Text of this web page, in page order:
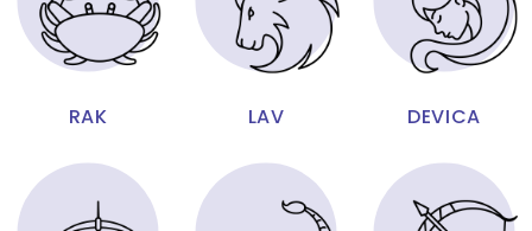
RAK LAV DEVICA